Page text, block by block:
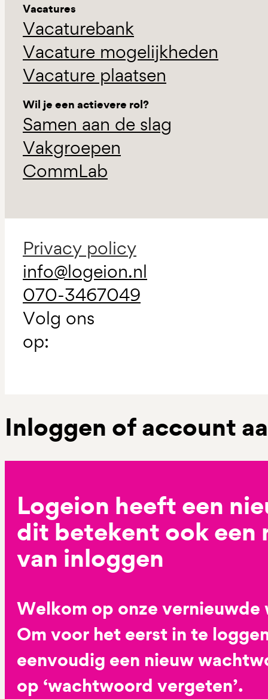
Vacatures
Vacaturebank
Vacature mogelijkheden
Vacature plaatsen
Wil je een actievere rol?
Samen aan de slag
Vakgroepen
CommLab
Privacy policy
info@logeion.nl
070-3467049
Volg ons
op:
Inloggen of account
Logeion heeft een
dit betekent ook een
van inloggen
Welkom op onze vernieuwde
Om voor het eerst in te
eenvoudig een nieuw
op ‘wachtwoord vergeten’.